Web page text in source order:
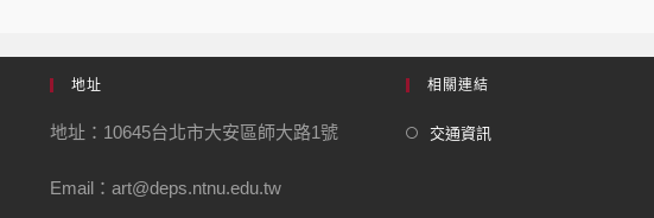
地址
地址：10645台北市大安區師大路1號
Email：art@deps.ntnu.edu.tw
相關連結
交通資訊